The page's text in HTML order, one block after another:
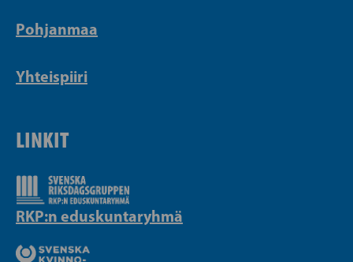
Pohjanmaa
Yhteispiiri
LINKIT
RKP:n eduskuntaryhmä